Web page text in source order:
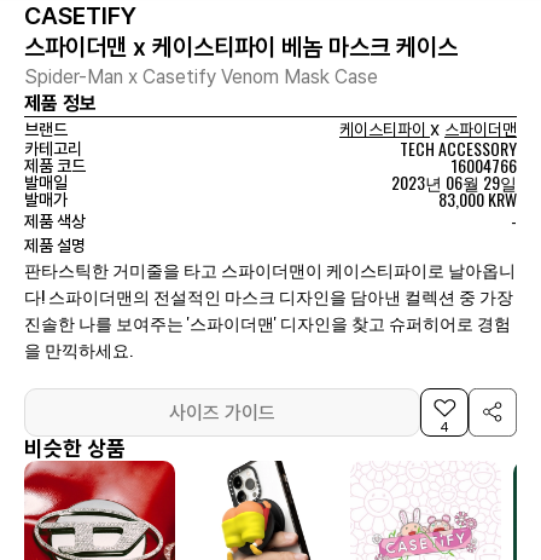
CASETIFY
스파이더맨 x 케이스티파이 베놈 마스크 케이스
Spider-Man x Casetify Venom Mask Case
제품 정보
브랜드 케이스티파이 x 스파이더맨
카테고리
TECH ACCESSORY
제품 코드 16004766
발매일 2023년 06월 29일
발매가 83,000 KRW
제품 색상 -
제품 설명
판타스틱한 거미줄을 타고 스파이더맨이 케이스티파이로 날아옵니
다! 스파이더맨의 전설적인 마스크 디자인을 담아낸 컬렉션 중 가장
진솔한 나를 보여주는 '스파이더맨' 디자인을 찾고 슈퍼히어로 경험
을 만끽하세요.
사이즈 가이드
4
비슷한 상품